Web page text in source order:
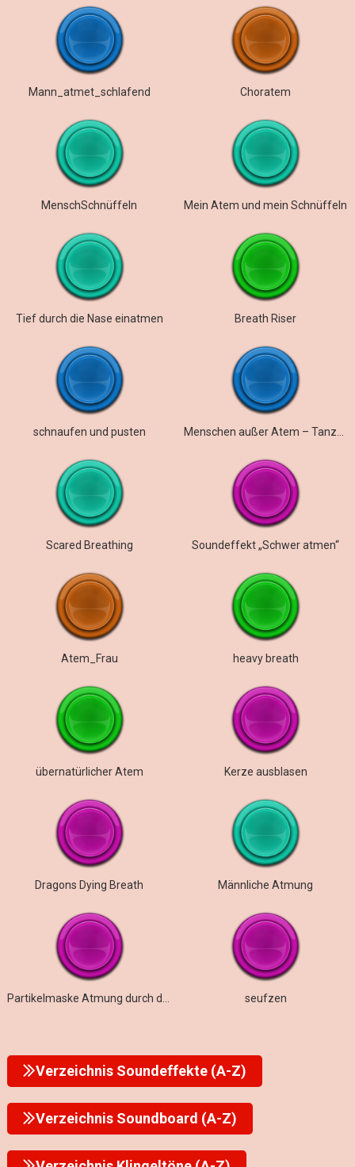
Mann_atmet_schlafend Choratem
MenschSchnüffeln Mein Atem und mein Schnüffeln
Tief durch die Nase einatmen Breath Riser
schnaufen und pusten
Scared Breathing Soundeffekt „Schwer atmen“
Atem_Frau heavy breath
übernatürlicher Atem Kerze ausblasen
Dragons Dying Breath Männliche Atmung
seufzen
Verzeichnis Soundeffekte (A-Z)
Verzeichnis Soundboard (A-Z)